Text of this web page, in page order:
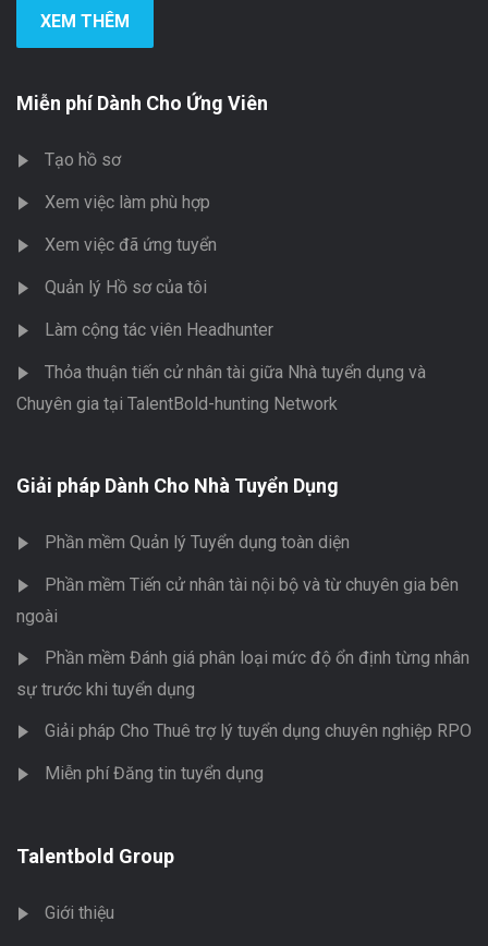
XEM THÊM
Miễn phí Dành Cho Ứng Viên
Tạo hồ sơ
Xem việc làm phù hợp
Xem việc đã ứng tuyển
Quản lý Hồ sơ của tôi
Làm cộng tác viên Headhunter
Thỏa thuận tiến cử nhân tài giữa Nhà tuyển dụng và
Chuyên gia tại TalentBold-hunting Network
Giải pháp Dành Cho Nhà Tuyển Dụng
Phần mềm Quản lý Tuyển dụng toàn diện
Phần mềm Tiến cử nhân tài nội bộ và từ chuyên gia bên
ngoài
Phần mềm Đánh giá phân loại mức độ ổn định từng nhân
sự trước khi tuyển dụng
Giải pháp Cho Thuê trợ lý tuyển dụng chuyên nghiệp RPO
Miễn phí Đăng tin tuyển dụng
Talentbold Group
Giới thiệu